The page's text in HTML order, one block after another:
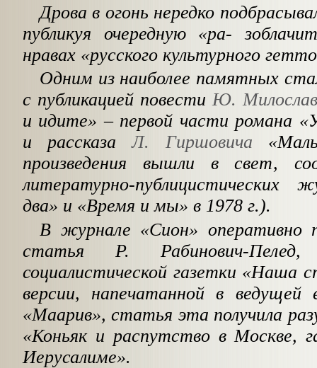
Дрова в огонь нередко
публикуя очередную «ра-
нравах «русского культурного
Одним из наиболее памятных
с публикацией повестиЮ.
и идите» – первой части романа
и рассказаЛ. Гиршовича
произведения вышли в свет,
литературно-публицистических
два» и «Время и мы» в 1978 г.).
В журнале «Сион» оперативно
статья Р. Рабинович-
социалистической газетки «Наша
версии, напечатанной в ведущей
«Маарив», статья эта получила
«Конь­як и распутство в Москве,
Иерусалиме».